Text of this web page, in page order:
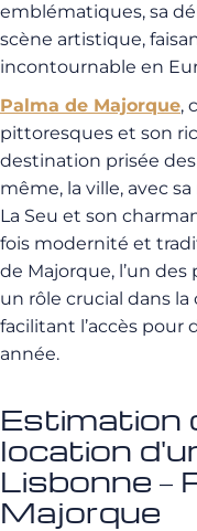
emblématiques, sa
scène artistique,
incontournable en
Palma de Majorque,
pittoresques et son
destination prisée
même, la ville, avec
La Seu et son
fois modernité et
de Majorque, l’un
un rôle crucial dans
facilitant l’accès pour
année.
Estimation
location
Lisbonne –
Majorque